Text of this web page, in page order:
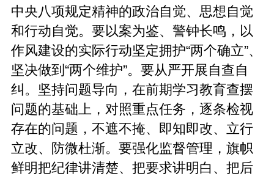
中央八项规定精神的政治自觉、思想自觉
和行动自觉。要以案为鉴、警钟长鸣，以
作风建设的实际行动坚定拥护“两个确立”、
坚决做到“两个维护”。‌要从严开展自查自
纠。坚持问题导向，在前期学习教育查摆
问题的基础上，对照重点任务，逐条检视
存在的问题，不遮不掩、即知即改、立行
立改、防微杜渐。要强化监督管理，旗帜
鲜明把纪律讲清楚、把要求讲明白、把后